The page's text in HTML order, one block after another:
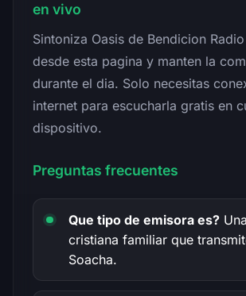
en vivo
Sintoniza Oasis de Bendicion
desde esta pagina y manten la
durante el dia. Solo necesitas
internet para escucharla gratis en
dispositivo.
Preguntas frecuentes
Que tipo de emisora es?
cristiana familiar que
Soacha.